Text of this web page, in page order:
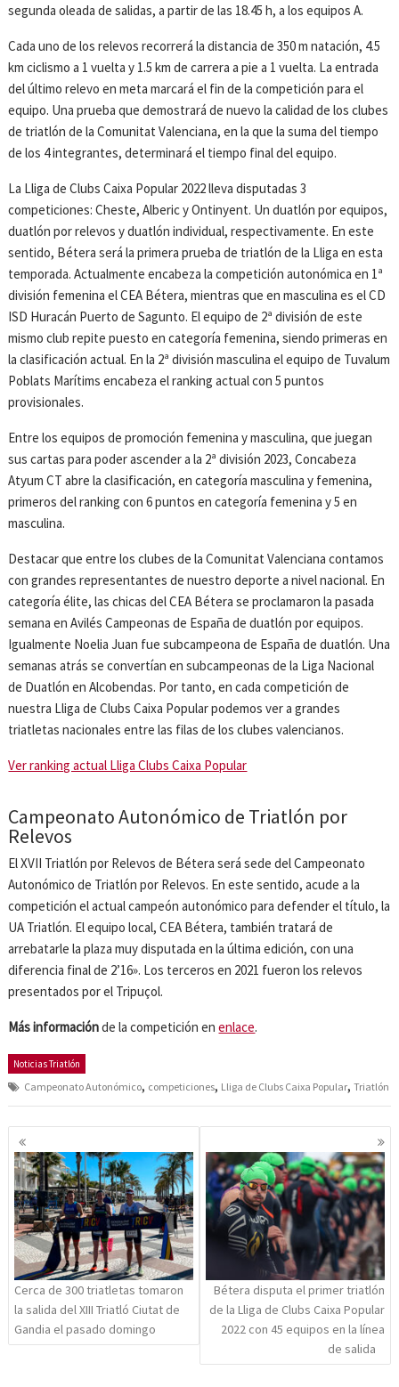
segunda oleada de salidas, a partir de las 18.45 h, a los equipos A.
Cada uno de los relevos recorrerá la distancia de 350 m natación, 4.5
km ciclismo a 1 vuelta y 1.5 km de carrera a pie a 1 vuelta. La entrada
del último relevo en meta marcará el fin de la competición para el
equipo. Una prueba que demostrará de nuevo la calidad de los clubes
de triatlón de la Comunitat Valenciana, en la que la suma del tiempo
de los 4 integrantes, determinará el tiempo final del equipo.
La Lliga de Clubs Caixa Popular 2022 lleva disputadas 3
competiciones: Cheste, Alberic y Ontinyent. Un duatlón por equipos,
duatlón por relevos y duatlón individual, respectivamente. En este
sentido, Bétera será la primera prueba de triatlón de la Lliga en esta
temporada. Actualmente encabeza la competición autonómica en 1ª
división femenina el CEA Bétera, mientras que en masculina es el CD
ISD Huracán Puerto de Sagunto. El equipo de 2ª división de este
mismo club repite puesto en categoría femenina, siendo primeras en
la clasificación actual. En la 2ª división masculina el equipo de Tuvalum
Poblats Marítims encabeza el ranking actual con 5 puntos
provisionales.
Entre los equipos de promoción femenina y masculina, que juegan
sus cartas para poder ascender a la 2ª división 2023, Concabeza
Atyum CT abre la clasificación, en categoría masculina y femenina,
primeros del ranking con 6 puntos en categoría femenina y 5 en
masculina.
Destacar que entre los clubes de la Comunitat Valenciana contamos
con grandes representantes de nuestro deporte a nivel nacional. En
categoría élite, las chicas del CEA Bétera se proclamaron la pasada
semana en Avilés Campeonas de España de duatlón por equipos.
Igualmente Noelia Juan fue subcampeona de España de duatlón. Una
semanas atrás se convertían en subcampeonas de la Liga Nacional
de Duatlón en Alcobendas. Por tanto, en cada competición de
nuestra Lliga de Clubs Caixa Popular podemos ver a grandes
triatletas nacionales entre las filas de los clubes valencianos.
Ver ranking actual Lliga Clubs Caixa Popular
Campeonato Autonómico de Triatlón por
Relevos
El XVII Triatlón por Relevos de Bétera será sede del Campeonato
Autonómico de Triatlón por Relevos. En este sentido, acude a la
competición el actual campeón autonómico para defender el título, la
UA Triatlón. El equipo local, CEA Bétera, también tratará de
arrebatarle la plaza muy disputada en la última edición, con una
diferencia final de 2’16». Los terceros en 2021 fueron los relevos
presentados por el Tripuçol.
Más informaciónde la competición enenlace.
Noticias Triatlón
Campeonato Autonómico, competiciones, Lliga de Clubs Caixa Popular,Triatlón
Navegación
de
entradas
Cerca de 300 triatletas tomaron
la salida del XIII Triatló Ciutat de
Gandia el pasado domingo
Bétera disputa el primer triatlón
de la Lliga de Clubs Caixa Popular
2022 con 45 equipos en la línea
de salida